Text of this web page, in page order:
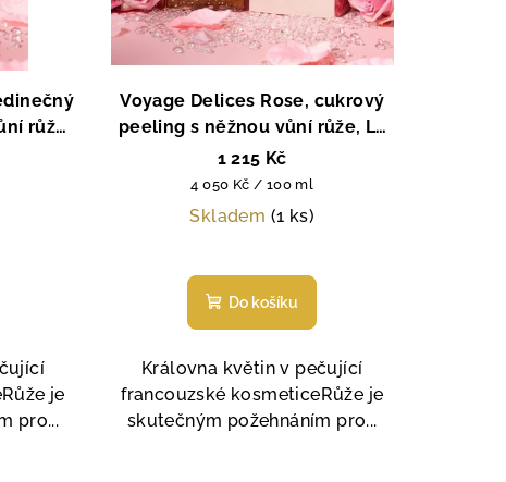
růže,
300
je
pro...
Voyage Delices Rose, cukrový
peeling s něžnou vůní růže, La
Sultane de Saba, Paris, 300 g
1 215 Kč
Měrná
cena:
4 050 Kč / 100 ml
Skladem (1 ks)
hodnocení
produktu
je
5,0
z
5
Do košíku
Královna květin v pečující
francouzské kosmeticeRůže je
skutečným požehnáním pro...